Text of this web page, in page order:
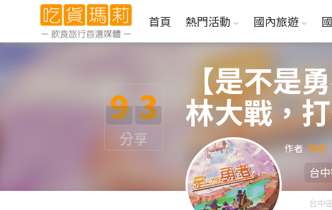
首頁 熱門活動 國內旅遊
9 3
分享
【是不是
林大戰，
作者 瑪莉
台
台中